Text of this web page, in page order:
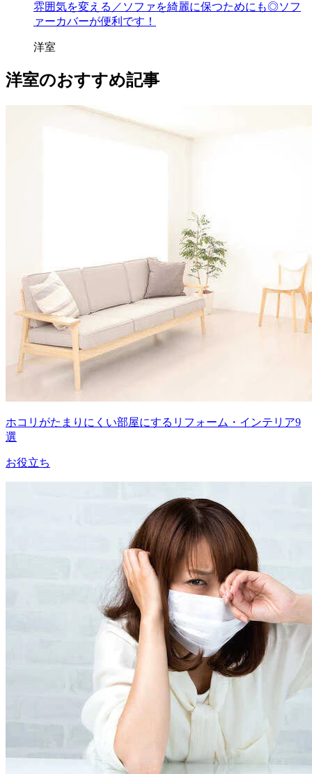
雰囲気を変える／ソファを綺麗に保つためにも◎ソフ
ァーカバーが便利です！
洋室
洋室のおすすめ記事
ホコリがたまりにくい部屋にするリフォーム・インテリア9
選
お役立ち